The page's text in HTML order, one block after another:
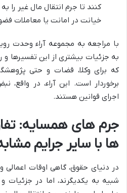
کنند تا جرم انتقال مال غیر را
خیانت در امانت یا معاملات
با مراجعه به مجموعه آراء وحدت
به جزئیات بیشتری از این تفسیرها
که برای وکلا، قضات و حتی
برخوردار است. این آراء، در
اجرای قوانین هستند.
جرم های همسایه:
ها با سایر جرایم
در دنیای حقوق، گاهی اوقات اعمالی
شبیه به یکدیگرند، اما در جزئیات